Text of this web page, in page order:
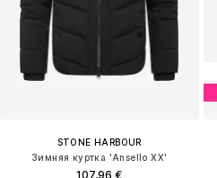
STONE HARBOUR
Зимняя куртка 'Ansello XX'
107,96 €